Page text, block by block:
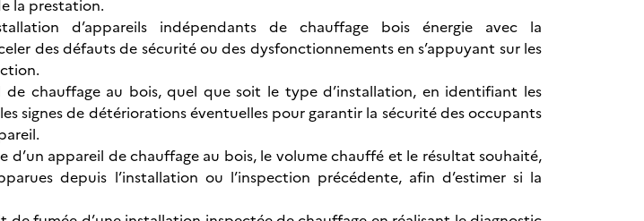
la prestation.
d’appareils indépendants de chauffage bois énergie avec la
des défauts de sécurité ou des dysfonctionnements en s’appuyant sur les
de chauffage au bois, quel que soit le type d’installation, en identifiant les
signes de détériorations éventuelles pour garantir la sécurité des occupants
d’un appareil de chauffage au bois, le volume chauffé et le résultat souhaité,
depuis l’installation ou l’inspection précédente, afin d’estimer si la